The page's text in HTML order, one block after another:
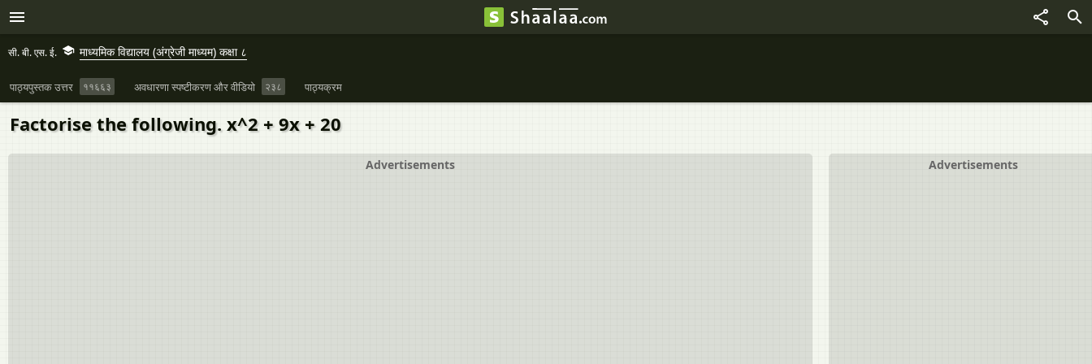
सी. बी. एस. ई. माध्यमिक विद्यालय (अंग्रेजी माध्यम) कक्षा ८
पाठ्यपुस्तक उत्तर ११६६३ अवधारणा स्पष्टीकरण और वीडियो २३८ पाठ्यक्रम
Factorise the following. x^2 + 9x + 20
Advertisements
Advertisements